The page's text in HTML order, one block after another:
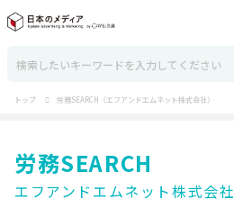
トップ 労務SEARCH（エフアンドエムネット株式会社）
労務SEARCH
エフアンドエムネット株式会社